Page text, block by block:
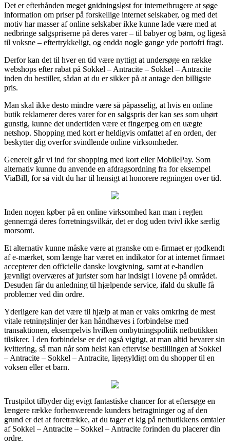
Det er efterhånden meget gnidningsløst for internetbrugere at søge
information om priser på forskellige internet selskaber, og med det
motiv har masser af online selskaber ikke kunne lade være med at
nedbringe salgspriserne på deres varer – til babyer og børn, og ligeså
til voksne – eftertrykkeligt, og endda nogle gange yde portofri fragt.
Derfor kan det til hver en tid være nyttigt at undersøge en række
webshops efter rabat på Sokkel – Antracite – Sokkel – Antracite
inden du bestiller, sådan at du er sikker på at antage den billigste
pris.
Man skal ikke desto mindre være så påpasselig, at hvis en online
butik reklamerer deres varer for en salgspris der kan ses som uhørt
gunstig, kunne det undertiden være et fingerpeg om en uægte
netshop. Shopping med kort er heldigvis omfattet af en orden, der
beskytter dig overfor svindlende online virksomheder.
Generelt går vi ind for shopping med kort eller MobilePay. Som
alternativ kunne du anvende en afdragsordning fra for eksempel
ViaBill, for så vidt du har til hensigt at honorere regningen over tid.
Inden nogen køber på en online virksomhed kan man i reglen
gennemgå deres forretningsvilkår, det er dog uden tvivl ikke særlig
morsomt.
Et alternativ kunne måske være at granske om e-firmaet er godkendt
af e-mærket, som længe har været en indikator for at internet firmaet
accepterer den officielle danske lovgivning, samt at e-handlen
jævnligt overværes af jurister som har indsigt i lovene på området.
Desuden får du anledning til hjælpende service, ifald du skulle få
problemer ved din ordre.
Yderligere kan det være til hjælp at man er vaks omkring de mest
vitale retningslinjer der kan håndhæves i forbindelse med
transaktionen, eksempelvis hvilken ombytningspolitik netbutikken
tilsikrer. I den forbindelse er det også vigtigt, at man altid bevarer sin
kvittering, så man når som helst kan eftervise bestillingen af Sokkel
– Antracite – Sokkel – Antracite, ligegyldigt om du shopper til en
voksen eller et barn.
Trustpilot tilbyder dig evigt fantastiske chancer for at eftersøge en
længere række forhenværende kunders betragtninger og af den
grund er det at foretrække, at du tager et kig på netbutikkens omtaler
af Sokkel – Antracite – Sokkel – Antracite forinden du placerer din
ordre.